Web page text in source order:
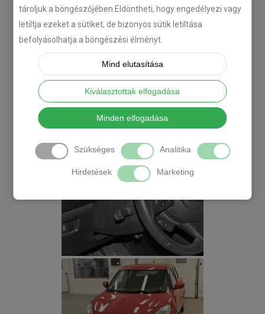
tároljuk a böngészőjében.Eldöntheti, hogy engedélyezi vagy
letiltja ezeket a sütiket, de bizonyos sütik letiltása
befolyásolhatja a böngészési élményt.
Mind elutasítása
Kiválasztottak elfogadása
Minden elfogadása
Szükséges Analitika
Hirdetések Marketing